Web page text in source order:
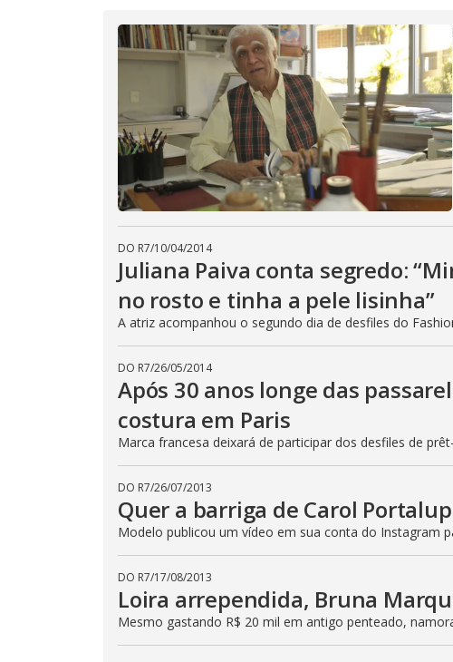
DO R7/10/04/2014
Juliana Paiva conta segredo:
no rosto e tinha a pele lisinha”
A atriz acompanhou o segundo dia de desfiles do
DO R7/26/05/2014
Após 30 anos longe das
costura em Paris
Marca francesa deixará de participar dos desfiles de
DO R7/26/07/2013
Quer a barriga de Carol
Modelo publicou um vídeo em sua conta do Instagram
DO R7/17/08/2013
Loira arrependida, Bruna
Mesmo gastando R$ 20 mil em antigo penteado,